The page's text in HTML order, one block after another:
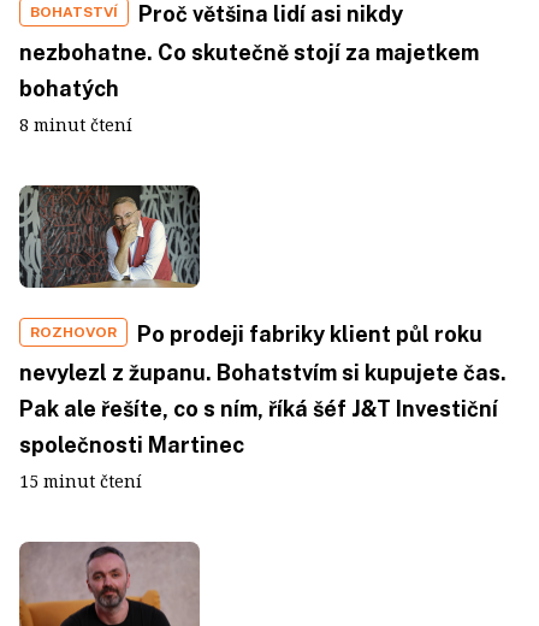
BOHATSTVÍ
Proč většina lidí asi nikdy
nezbohatne. Co skutečně stojí za majetkem
bohatých
8 minut čtení
ROZHOVOR
Po prodeji fabriky klient půl roku
nevylezl z županu. Bohatstvím si kupujete čas.
Pak ale řešíte, co s ním, říká šéf J&T Investiční
společnosti Martinec
15 minut čtení